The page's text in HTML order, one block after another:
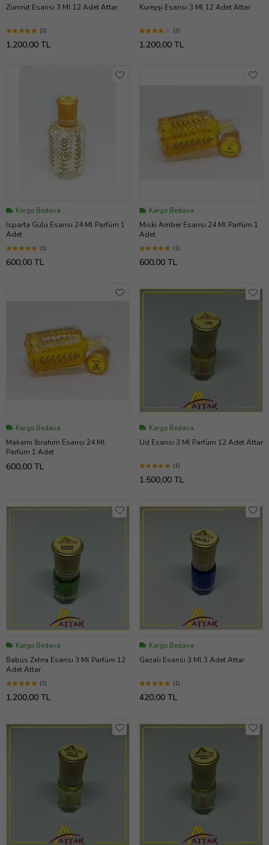
Zümrüt Esansı 3 Ml 12 Adet Attar
(2)
1.200,00 TL
Kureyşi Esansı 3 Ml 12 Adet Attar
(2)
1.200,00 TL
Kargo Bedava
Isparta Gülü Esansı 24 Ml Parfüm 1
Adet
(1)
600,00 TL
Kargo Bedava
Miski Amber Esansı 24 Ml Parfüm 1
Adet
(1)
600,00 TL
Kargo Bedava
Makamı Ibrahim Esansı 24 Ml
Parfüm 1 Adet
600,00 TL
Kargo Bedava
Ud Esansı 3 Ml Parfüm 12 Adet Attar
(1)
1.500,00 TL
Kargo Bedava
Babüs Zehra Esansı 3 Ml Parfüm 12
Adet Attar
(1)
1.200,00 TL
Kargo Bedava
Gazali Esansı 3 Ml 3 Adet Attar
(1)
420,00 TL